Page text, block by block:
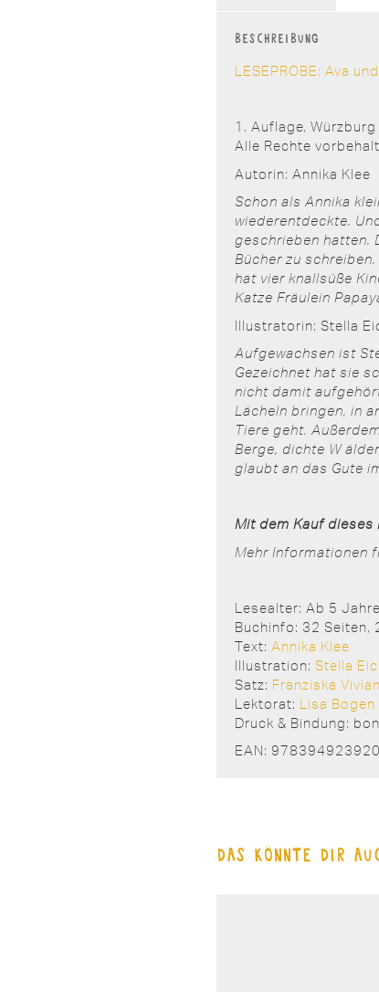
Beschreibung
LESEPROBE: Ava
1. Auflage,
Alle Rechte
Autorin: Annika Klee
Schon als Annika
wiederentdeckte.
geschrieben hatten.
Bücher zu
hat vier knallsüße
Katze Fräulein
Illustratorin: Stella
Aufgewachsen ist
Gezeichnet hat sie
nicht damit
Lächeln bringen, in
Tiere geht.
Berge, dichte W
glaubt an das Gute
Mit dem Kauf
Mehr Informationen
Lesealter: Ab 5
Buchinfo: 32 Seiten,
Text: Annika Klee
Illustration: Stella
Satz: Franziska
Lektorat: Lisa Bogen
Druck & Bindung:
EAN:
Das könnte dir